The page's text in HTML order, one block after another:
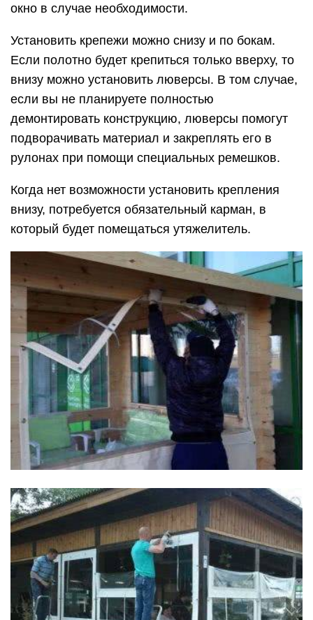
окно в случае необходимости.
Установить крепежи можно снизу и по бокам.
Если полотно будет крепиться только вверху, то
внизу можно установить люверсы. В том случае,
если вы не планируете полностью
демонтировать конструкцию, люверсы помогут
подворачивать материал и закреплять его в
рулонах при помощи специальных ремешков.
Когда нет возможности установить крепления
внизу, потребуется обязательный карман, в
который будет помещаться утяжелитель.